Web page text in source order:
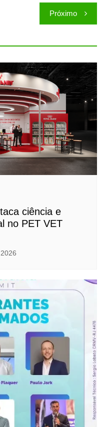
Próximo
ciência e
no PET VET